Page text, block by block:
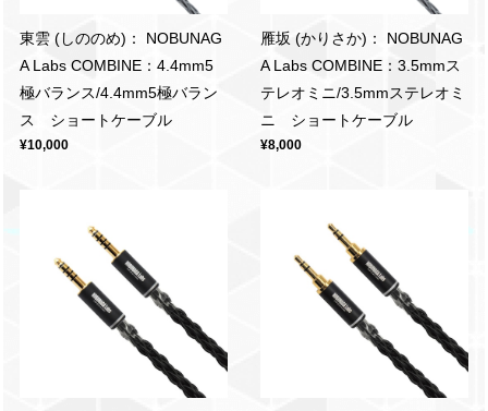
東雲 (しののめ)： NOBUNAG
A Labs COMBINE：4.4mm5
極バランス/4.4mm5極バラン
ス ショートケーブル
¥10,000
雁坂 (かりさか)： NOBUNAG
A Labs COMBINE：3.5mmス
テレオミニ/3.5mmステレオミ
ニ ショートケーブル
¥8,000